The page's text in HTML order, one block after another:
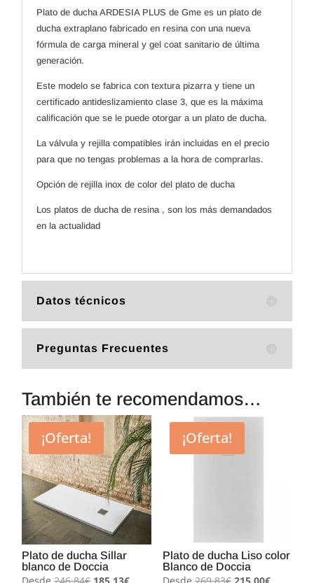
Plato de ducha ARDESIA PLUS de Gme es un plato de
ducha extraplano fabricado en resina con una nueva
fórmula de carga mineral y gel coat sanitario de última
generación.
Este modelo se fabrica con textura pizarra y tiene un
certificado antideslizamiento clase 3, que es la máxima
calificación que se le puede otorgar a un plato de ducha.
La válvula y rejilla compatibles irán incluidas en el precio
para que no tengas problemas a la hora de comprarlas.
Opción de rejilla inox de color del plato de ducha
Los platos de ducha de resina , son los más demandados
en la actualidad
Datos técnicos
Preguntas Frecuentes
También te recomendamos…
¡Oferta!
Plato de ducha Sillar
blanco de Doccia
El El
¡Oferta!
Plato de ducha Liso color
Blanco de Doccia
El El